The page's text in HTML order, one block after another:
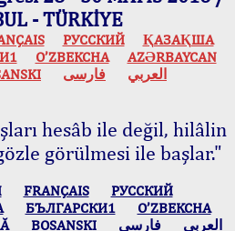
- TÜRKİYE
РУССКИЙ
ҚАЗАҚША
O’ZBEKCHA
AZӘRBAYCAN
العربي فارسی
hesâb ile değil, hilâlin
görülmesi ile başlar."
FRANÇAIS
РУССКИЙ
БЪЛГАРСКИ1
O’ZBEKCHA
BOSANSKI العربي فارسی